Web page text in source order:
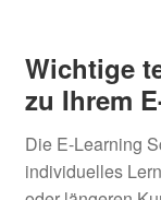
Wichtige
zu Ihrem
Die E-Learning
individuelles